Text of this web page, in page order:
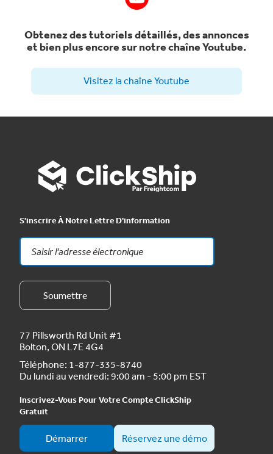
Obtenez des tutoriels détaillés, des annonces
et bien plus encore sur notre chaîne Youtube.
Visitez la chaîne Youtube
S'inscrire À Notre Lettre D'information
77 Pillsworth Rd Unit #1
Bolton, ON L7E 4G4
Téléphone: 1-877-335-8740
Du lundi au vendredi: 9:00 am - 5:00 pm EST
Inscrivez-Vous Pour Votre Compte ClickShip
Gratuit
Démarrer Réservez une démo